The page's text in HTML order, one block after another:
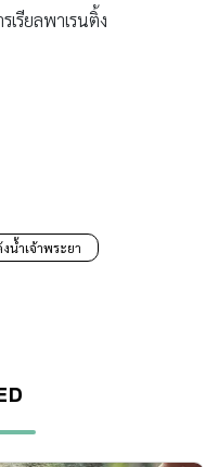
เรียลพาเรนติ้ง
งน้ำเจ้าพระยา